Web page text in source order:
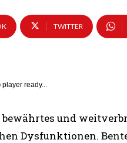
TWITTER
player ready...
und
Dysfunktionen.